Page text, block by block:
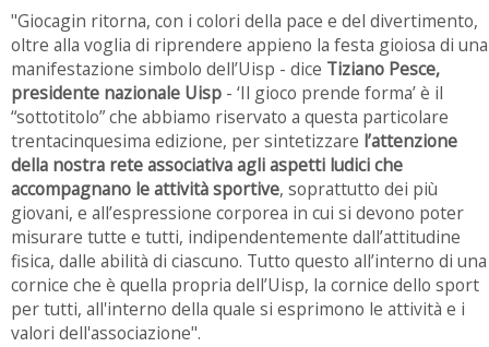
"Giocagin ritorna, con i colori della pace e del divertimento,
oltre alla voglia di riprendere appieno la festa gioiosa di una
manifestazione simbolo dell’Uisp - dice Tiziano Pesce,
presidente nazionale Uisp - ‘Il gioco prende forma’ è il
“sottotitolo” che abbiamo riservato a questa particolare
trentacinquesima edizione, per sintetizzare l’attenzione
della nostra rete associativa agli aspetti ludici che
accompagnano le attività sportive, soprattutto dei più
giovani, e all’espressione corporea in cui si devono poter
misurare tutte e tutti, indipendentemente dall’attitudine
fisica, dalle abilità di ciascuno. Tutto questo all’interno di una
cornice che è quella propria dell’Uisp, la cornice dello sport
per tutti, all'interno della quale si esprimono le attività e i
valori dell'associazione".